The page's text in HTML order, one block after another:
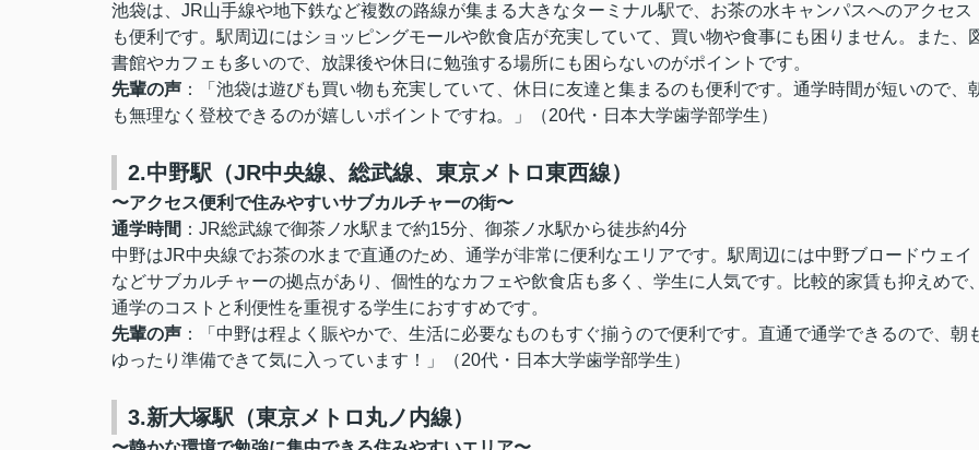
池袋は、JR山手線や地下鉄など複数の路線が集まる大きなターミナル駅で、お茶の水キャンパスへのアクセス
も便利です。駅周辺にはショッピングモールや飲食店が充実していて、買い物や食事にも困りません。また、
書館やカフェも多いので、放課後や休日に勉強する場所にも困らないのがポイントです。
先輩の声 ：「池袋は遊びも買い物も充実していて、休日に友達と集まるのも便利です。通学時間が短いので、
も無理なく登校できるのが嬉しいポイントですね。」（20代・日本大学歯学部学生）
2.中野駅（JR中央線、総武線、東京メトロ東西線）
〜アクセス便利で住みやすいサブカルチャーの街〜
通学時間 ：JR総武線で御茶ノ水駅まで約15分、御茶ノ水駅から徒歩約4分
中野はJR中央線でお茶の水まで直通のため、通学が非常に便利なエリアです。駅周辺には中野ブロードウェイ
などサブカルチャーの拠点があり、個性的なカフェや飲食店も多く、学生に人気です。比較的家賃も抑えめで
通学のコストと利便性を重視する学生におすすめです。
先輩の声 ：「中野は程よく賑やかで、生活に必要なものもすぐ揃うので便利です。直通で通学できるので、朝
ゆったり準備できて気に入っています！」
（20代・ 日本大学歯学部学生）
3.新大塚駅（東京メトロ丸ノ内線）